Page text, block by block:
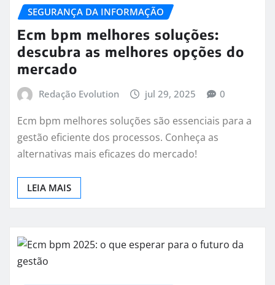
SEGURANÇA DA INFORMAÇÃO
Ecm bpm melhores soluções:
descubra as melhores opções do
mercado
Redação Evolution jul 29, 2025 0
Ecm bpm melhores soluções são essenciais para a
gestão eficiente dos processos. Conheça as
alternativas mais eficazes do mercado!
LEIA MAIS